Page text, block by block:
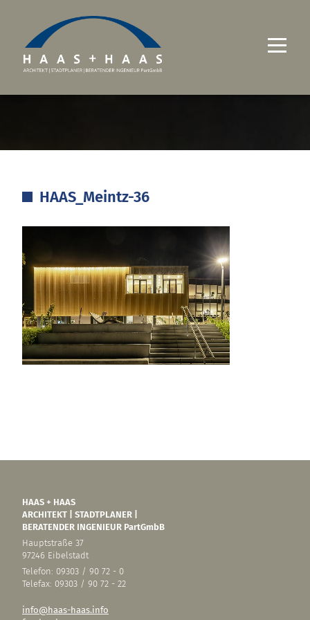
KARRIERE
HAAS_Meintz-36
HAAS + HAAS
ARCHITEKT | STADTPLANER |
BERATENDER INGENIEUR PartGmbB
Hauptstraße 37
97246 Eibelstadt
Telefon: 09303 / 90 72 - 0
Telefax: 09303 / 90 72 - 22
info@haas-haas.info